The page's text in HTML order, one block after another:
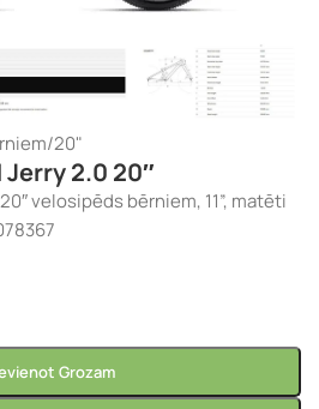
/20"
Jerry 2.0 20″
velosipēds bērniem, 11”, matēti
Grozam